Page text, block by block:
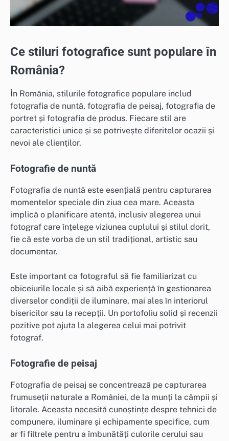
Ce stiluri fotografice sunt populare în
România?
În România, stilurile fotografice populare includ
fotografia de nuntă, fotografia de peisaj, fotografia de
portret și fotografia de produs. Fiecare stil are
caracteristici unice și se potrivește diferitelor ocazii și
nevoi ale clienților.
Fotografie de nuntă
Fotografia de nuntă este esențială pentru capturarea
momentelor speciale din ziua cea mare. Aceasta
implică o planificare atentă, inclusiv alegerea unui
fotograf care înțelege viziunea cuplului și stilul dorit,
fie că este vorba de un stil tradițional, artistic sau
documentar.
Este important ca fotograful să fie familiarizat cu
obiceiurile locale și să aibă experiență în gestionarea
diverselor condiții de iluminare, mai ales în interiorul
bisericilor sau la recepții. Un portofoliu solid și recenzii
pozitive pot ajuta la alegerea celui mai potrivit
fotograf.
Fotografie de peisaj
Fotografia de peisaj se concentrează pe capturarea
frumuseții naturale a României, de la munți la câmpii și
litorale. Aceasta necesită cunoștințe despre tehnici de
compunere, iluminare și echipamente specifice, cum
ar fi filtrele pentru a îmbunătăți culorile cerului sau